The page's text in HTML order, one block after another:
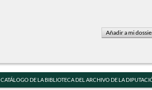
CATÁLOGO DE LA BIBLIOTECA DEL ARCHIVO DE LA